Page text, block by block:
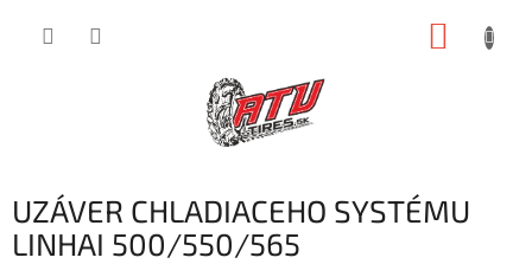
UZÁVER CHLADIACEHO SYSTÉMU
LINHAI 500/550/565